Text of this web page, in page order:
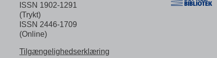
ISSN 1902-1291
(Trykt)
ISSN 2446-1709
(Online)
Tilgængelighedserklæring